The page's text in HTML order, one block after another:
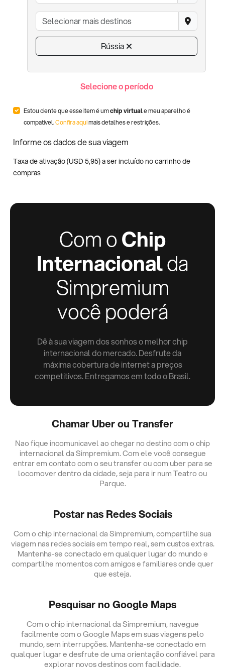
Rússia
Selecione o período
Estou ciente que esse item é umchip virtuale meu aparelho é
compatível.Confira aquimais detalhes e restrições.
Informe os dados de sua viagem
Taxa de ativação (USD5,95) a ser incluído no carrinho de
compras
Com oChip
Internacionalda
Simpremium
você poderá
Dê à sua viagem dos sonhos o melhor chip
internacional do mercado. Desfrute da
máxima cobertura de internet a preços
competitivos. Entregamos em todo o Brasil.
Chamar Uber ou Transfer
Nao fique incomunicavel ao chegar no destino com o chip
internacional da Simpremium. Com ele você consegue
entrar em contato com o seu transfer ou com uber para se
locomover dentro da cidade, seja para ir num Teatro ou
Parque.
Postar nas Redes Sociais
Com o chip internacional da Simpremium, compartilhe sua
viagem nas redes sociais em tempo real, sem custos extras.
Mantenha-se conectado em qualquer lugar do mundo e
compartilhe momentos com amigos e familiares onde quer
que esteja.
Pesquisar no Google Maps
Com o chip internacional da Simpremium, navegue
facilmente com o Google Maps em suas viagens pelo
mundo, sem interrupções. Mantenha-se conectado em
qualquer lugar e desfrute de uma orientação confiável para
explorar novos destinos com facilidade.